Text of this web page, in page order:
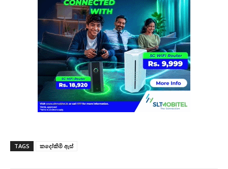
TAGS කදෝකිමි ඇස්